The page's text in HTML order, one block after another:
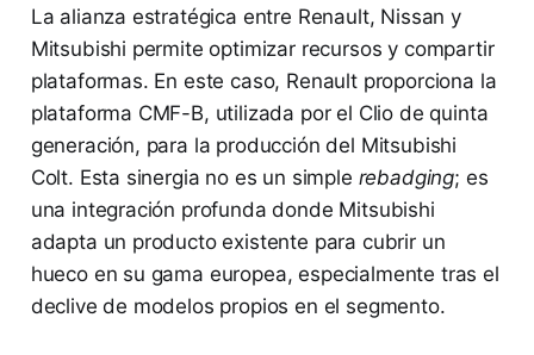
La alianza estratégica entre Renault, Nissan y
Mitsubishi permite optimizar recursos y compartir
plataformas. En este caso, Renault proporciona la
plataforma CMF-B, utilizada por el Clio de quinta
generación, para la producción del Mitsubishi
Colt. Esta sinergia no es un simple rebadging; es
una integración profunda donde Mitsubishi
adapta un producto existente para cubrir un
hueco en su gama europea, especialmente tras el
declive de modelos propios en el segmento.